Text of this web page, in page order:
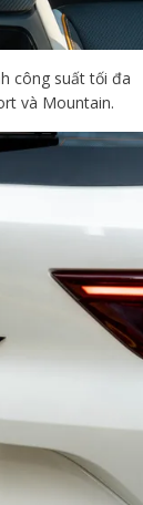
công suất tối đa
và Mountain.